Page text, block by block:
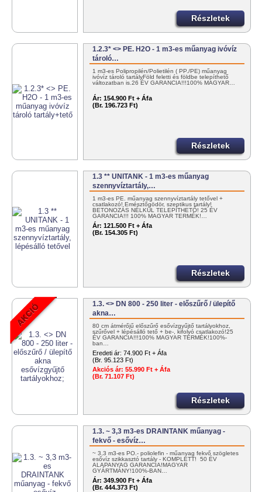
Részletek
1.2.3* <> PE. H2O - 1 m3-es műanyag ivóvíz
tároló…
1 m3-es Polipropilén/Polietilén ( PP./PE) műanyag
ivóvíz tároló tartályFöld feletti és földbe telepíthető
változatban is.26 ÉV GARANCIA!!!100% MAGYAR…
Ár: 154.900 Ft + Áfa
(Br. 196.723 Ft)
Részletek
1.3 ** UNITANK - 1 m3-es műanyag
szennyvíztartály,…
1 m3-es PE. műanyag szennyvíztartály tetővel +
csatlakozó! Emésztőgödör, szeptikus tartály!
BETONOZÁS NÉLKÜL TELEPÍTHETŐ! 25 ÉV
GARANCIA!!! 100% MAGYAR TERMÉK!…
Ár: 121.500 Ft + Áfa
(Br. 154.305 Ft)
Részletek
1.3. <> DN 800 - 250 liter - előszűrő / ülepítő
akna…
80 cm átmérőjű előszűrő esővízgyűjtő tartályokhoz,
szűrővel + lépésálló tető + be-, kifolyó csatlakozó!25
ÉV GARANCIA!!!100% MAGYAR TERMÉK!100%-
ban…
Eredeti ár: 74.900 Ft + Áfa
(Br. 95.123 Ft)
Akciós ár: 55.990 Ft + Áfa
(Br. 71.107 Ft)
Részletek
1.3. ~ 3,3 m3-es DRAINTANK műanyag -
fekvő - esővíz…
~ 3,3 m3-es PO.- poliolefin - műanyag fekvő szögletes
esővíz szikkasztó tartály - KOMPLETT! 50 ÉV
ALAPANYAG GARANCIA!MAGYAR
GYÁRTMÁNY!100%-BAN…
Ár: 349.900 Ft + Áfa
(Br. 444.373 Ft)